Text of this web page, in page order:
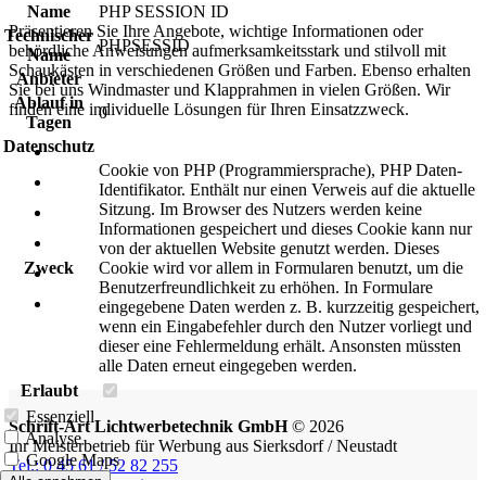
Präsentieren Sie Ihre Angebote, wichtige Informationen oder
behördliche Anweisungen aufmerksamkeitsstark und stilvoll mit
Schaukästen in verschiedenen Größen und Farben. Ebenso erhalten
Sie bei uns Windmaster und Klapprahmen in vielen Größen. Wir
finden eine individuelle Lösungen für Ihren Einsatzzweck.
Schrift-Art Lichtwerbetechnik GmbH© 2026
Ihr Meisterbetrieb für Werbung aus Sierksdorf / Neustadt
Tel.: 0 45 61 / 52 82 255
Name
PHP SESSION ID
Technischer
Name
PHPSESSID
Anbieter
Ablauf in
Tagen
0
Datenschutz
Zweck
Cookie von PHP (Programmiersprache), PHP Daten-
Identifikator. Enthält nur einen Verweis auf die aktuelle
Sitzung. Im Browser des Nutzers werden keine
Informationen gespeichert und dieses Cookie kann nur
von der aktuellen Website genutzt werden. Dieses
Cookie wird vor allem in Formularen benutzt, um die
Benutzerfreundlichkeit zu erhöhen. In Formulare
eingegebene Daten werden z. B. kurzzeitig gespeichert,
wenn ein Eingabefehler durch den Nutzer vorliegt und
dieser eine Fehlermeldung erhält. Ansonsten müssten
alle Daten erneut eingegeben werden.
Erlaubt
Essenziell
Analyse
Google Maps